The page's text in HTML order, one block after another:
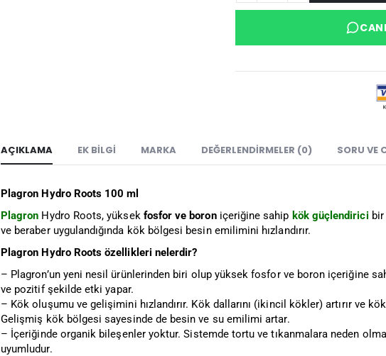
AÇIKLAMA EK BILGI MARKA DEĞERLENDIRMELER (0) SORU VE
Plagron Hydro Roots 100 ml
Plagron Hydro Roots, yüksek fosfor ve boroniçeriğine sahip kök güçlendirici
ve beraber uygulandığında kök bölgesi besin emilimini hızlandırır.
Plagron Hydro Roots özellikleri nelerdir?
– Plagron’un yeni nesil ürünlerinden biri olup yüksek fosfor ve boron içeriğine
ve pozitif şekilde etki yapar.
– Kök oluşumu ve gelişimini hızlandırır. Kök dallarını (ikincil kökler) artırır ve
Gelişmiş kök bölgesi sayesinde de besin ve su emilimi artar.
– İçeriğinde organik bileşenler yoktur. Sistemde tortu ve tıkanmalara neden
uyumludur.